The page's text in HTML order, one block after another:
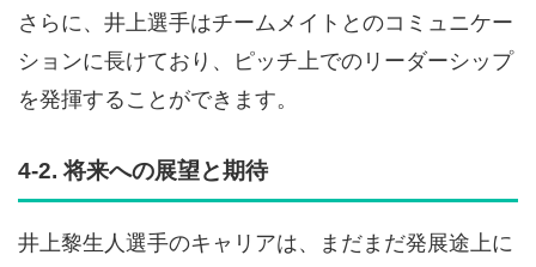
さらに、井上選手はチームメイトとのコミュニケー
ションに長けており、ピッチ上でのリーダーシップ
を発揮することができます。
4-2. 将来への展望と期待
井上黎生人選手のキャリアは、まだまだ発展途上に